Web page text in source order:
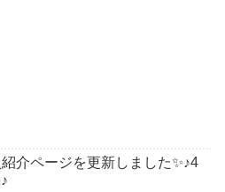
紹介ページを更新しました✨♪4